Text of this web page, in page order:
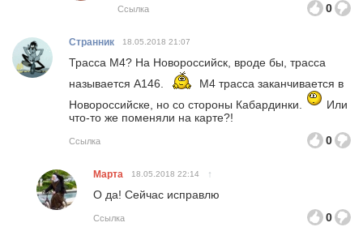
Ссылка 0
Странник 18.05.2018 21:07
Трасса М4? На Новороссийск, вроде бы, трасса
называется А146.
М4 трасса заканчивается в
Новороссийске, но со стороны Кабардинки.
Или
что-то же поменяли на карте?!
Ссылка 0
Марта 18.05.2018 22:14 ↑
О да! Сейчас исправлю
Ссылка 0